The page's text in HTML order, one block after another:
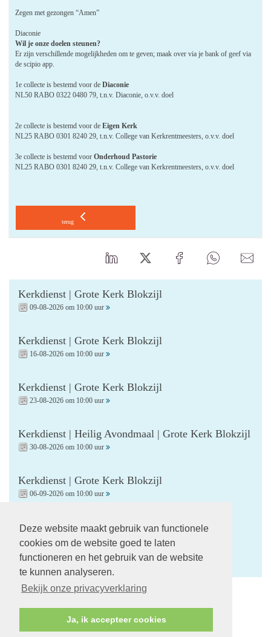
Deze website maakt gebruik van functionele
cookies om de website goed te laten
functioneren en het gebruik van de website
te kunnen analyseren.
Bekijk onze privacyverklaring
Ja, ik accepteer cookies
Zegen met gezongen “Amen”
Diaconie
Wil je onze doelen steunen?
Er zijn verschillende mogelijkheden om te geven; maak over via je bank of geef via
de scipio app.
1e collecte is bestemd voor deDiaconie
NL50 RABO 0322 0480 79, t.n.v. Diaconie, o.v.v. doel
2e collecte is bestemd voor deEigen Kerk
NL25 RABO 0301 8240 29, t.n.v. College van Kerkrentmeesters, o.v.v. doel
3e collecte is bestemd voorOnderhoud Pastorie
NL25 RABO 0301 8240 29, t.n.v. College van Kerkrentmeesters, o.v.v. doel
terug
Kerkdienst | Grote Kerk Blokzijl
09-08-2026 om 10:00 uur
Kerkdienst | Grote Kerk Blokzijl
16-08-2026 om 10:00 uur
Kerkdienst | Grote Kerk Blokzijl
23-08-2026 om 10:00 uur
Kerkdienst | Heilig Avondmaal | Grote Kerk Blokzijl
30-08-2026 om 10:00 uur
Kerkdienst | Grote Kerk Blokzijl
06-09-2026 om 10:00 uur
Kerkdienst | Startzondag | Grote Kerk Blokzijl
13-09-2026 om 10:00 uur